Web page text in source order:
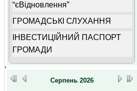
“єВідновлення”
ГРОМАДСЬКІ СЛУХАННЯ
ІНВЕСТИЦІЙНИЙ ПАСПОРТ
ГРОМАДИ
Серпень 2026